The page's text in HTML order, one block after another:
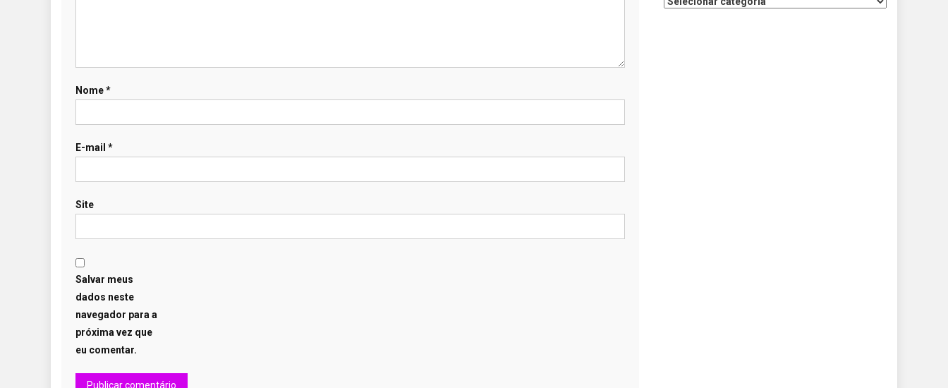
Nome*
E-mail *
Site
Salvar meus
dados neste
navegador para a
próxima vez que
eu comentar.